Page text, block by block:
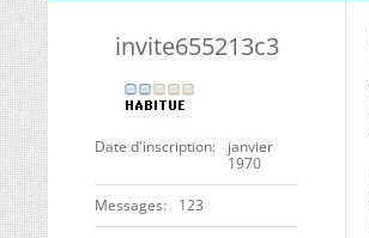
invite655213c3
Date d'inscription
janvier
1970
Messages 123